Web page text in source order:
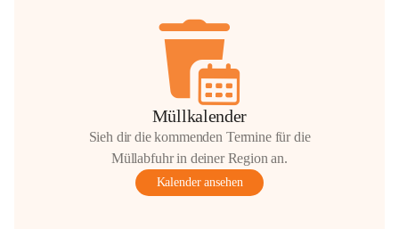
Müllkalender
Sieh dir die kommenden Termine für die
Müllabfuhr in deiner Region an.
Kalender ansehen